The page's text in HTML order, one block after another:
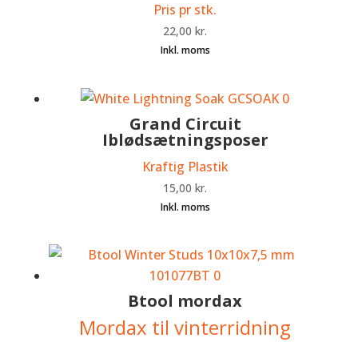
Pris pr stk.
22,00kr.
Grand Circuit
Iblødsætningsposer
Kraftig Plastik
15,00kr.
Btool mordax
Mordax til vinterridning